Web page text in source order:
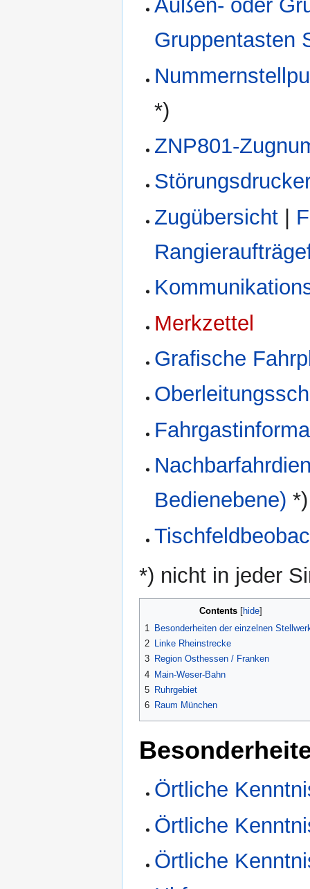
Außen- oder
Gruppentasten
*)
ZNP801-
Zugübersicht
Merkzettel
Grafische
Bedienebene) *)
*) nicht in jeder
Contents
1
Besonderheiten der einzelnen
2
Linke Rheinstrecke
3 Region Osthessen / Franken
4 Main-Weser-Bahn
5 Ruhrgebiet
6 Raum München
Örtliche
Örtliche
Örtliche